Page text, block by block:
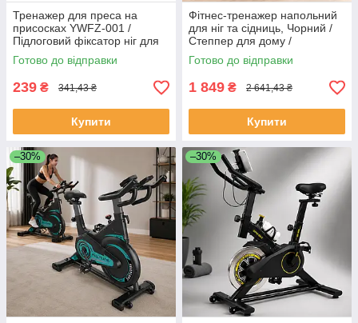
Тренажер для преса на
присосках YWFZ-001 /
Підлоговий фіксатор ніг для
фітнесу
Готово до відправки
239 ₴ 341,43 ₴
Купити
Фітнес-тренажер напольний
для ніг та сідниць, Чорний /
Степпер для дому /
Кардіотренажер /
Міністеппер / Тренажер для
схуднення
Готово до відправки
1 849 ₴ 2 641,43 ₴
Купити
–30% –30%